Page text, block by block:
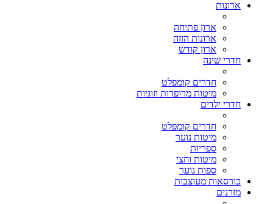
ארונות
ארון פתיחה
ארונות הזזה
ארון קודש
חדרי שינה
חדרים קומפלט
מיטות מרופדות וזוגיות
חדרי ילדים
חדרים קומפלט
מיטות נוער
ספריות
מיטות וחצי
ספות נוער
כורסאות מעוצבות
מזרנים